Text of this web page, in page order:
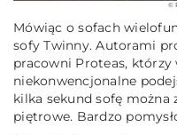
©
Mówiąc o sofach
sofy Twinny. Autorami
pracowni Proteas, którzy
niekonwencjonalne
kilka sekund sofę można
piętrowe. Bardzo